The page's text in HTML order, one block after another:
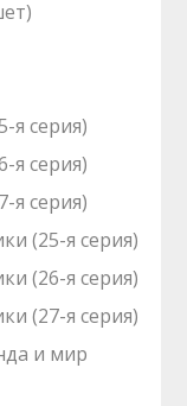
я серия)
я серия)
я серия)
(25-я серия)
(26-я серия)
(27-я серия)
и мир